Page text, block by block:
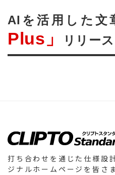
AIを活用した文
Plus」
リリース
打ち合わせを通じた仕様設
ジナルホームページを皆さ